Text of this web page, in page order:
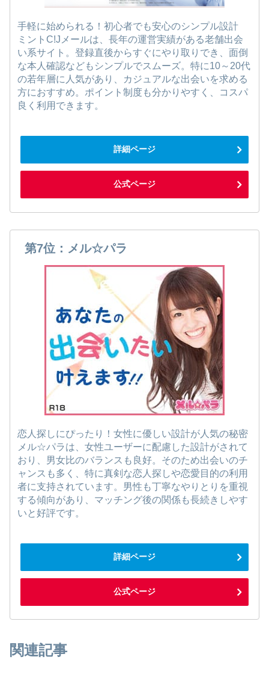
手軽に始められる！初心者でも安心のシンプル設計
ミントC!Jメールは、長年の運営実績がある老舗出会
い系サイト。登録直後からすぐにやり取りでき、面倒
な本人確認などもシンプルでスムーズ。特に10～20代
の若年層に人気があり、カジュアルな出会いを求める
方におすすめ。ポイント制度も分かりやすく、コスパ
良く利用できます。
詳細ページ
公式ページ
第7位：メル☆パラ
恋人探しにぴったり！女性に優しい設計が人気の秘密
メル☆パラは、女性ユーザーに配慮した設計がされて
おり、男女比のバランスも良好。そのため出会いのチ
ャンスも多く、特に真剣な恋人探しや恋愛目的の利用
者に支持されています。男性も丁寧なやりとりを重視
する傾向があり、マッチング後の関係も長続きしやす
いと好評です。
詳細ページ
公式ページ
関連記事